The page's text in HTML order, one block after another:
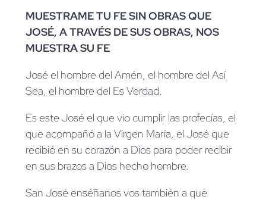
MUESTRAME TU FE SIN OBRAS QUE
JOSÉ, A TRAVÉS DE SUS OBRAS, NOS
MUESTRA SU FE
José el hombre del Amén, el hombre del Así
Sea, el hombre del Es Verdad.
Es este José el que vio cumplir las profecías, el
que acompañó a la Virgen María, el José que
recibió en su corazón a Dios para poder recibir
en sus brazos a Dios hecho hombre.
San José enséñanos vos también a que